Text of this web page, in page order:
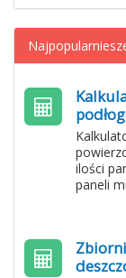
ilości
paneli